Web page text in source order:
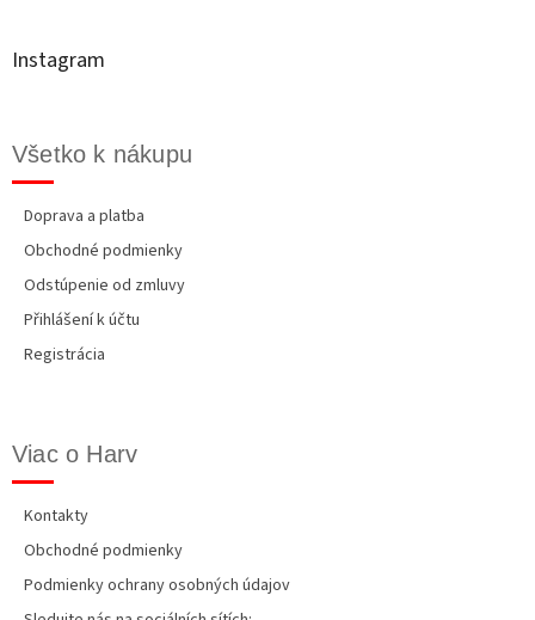
Instagram
Všetko k nákupu
Doprava a platba
Obchodné podmienky
Odstúpenie od zmluvy
Přihlášení k účtu
Registrácia
Viac o Harv
Kontakty
Obchodné podmienky
Podmienky ochrany osobných údajov